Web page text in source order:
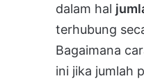
dalam hal
terhubung
Bagaimana
ini jika jumlah